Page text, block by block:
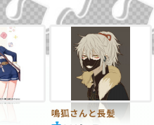
鳴狐さんと長髪